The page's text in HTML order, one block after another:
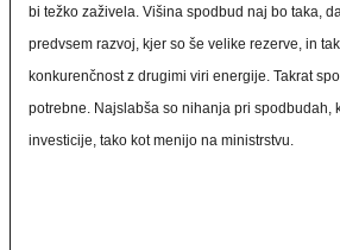
bi težko zaživela. Višina spodbud naj bo taka,
predvsem razvoj, kjer so še velike rezerve, in
konkurenčnost z drugimi viri energije. Takrat
potrebne. Najslabša so nihanja pri spodbudah,
investicije, tako kot menijo na ministrstvu.